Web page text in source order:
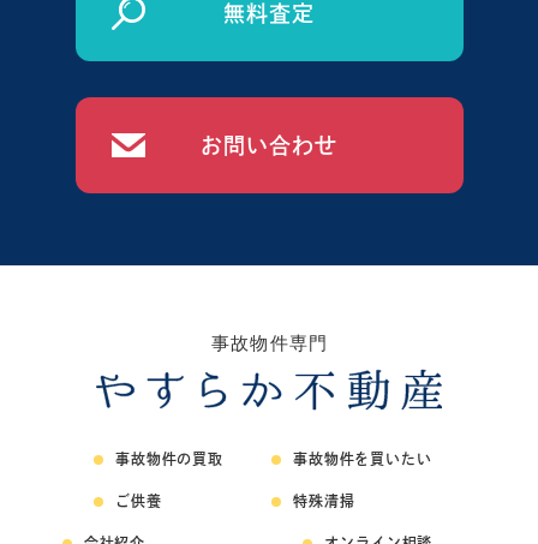
無料査定
お問い合わせ
事故物件の買取 事故物件を買いたい
ご供養 特殊清掃